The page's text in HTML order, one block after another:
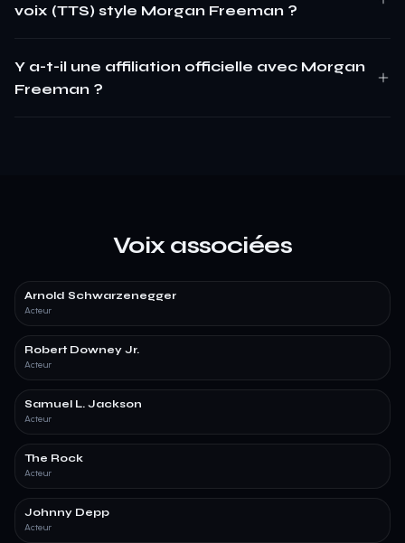
voix (TTS) style Morgan Freeman ?
Y a-t-il une affiliation officielle avec Morgan
Freeman ?
Voix associées
Arnold Schwarzenegger
Acteur
Robert Downey Jr.
Acteur
Samuel L. Jackson
Acteur
The Rock
Acteur
Johnny Depp
Acteur